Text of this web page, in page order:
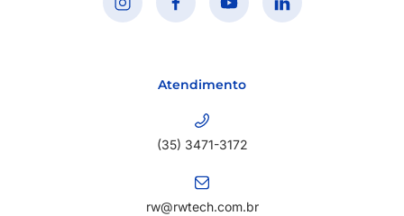
Atendimento
(35) 3471-3172
rw@rwtech.com.br